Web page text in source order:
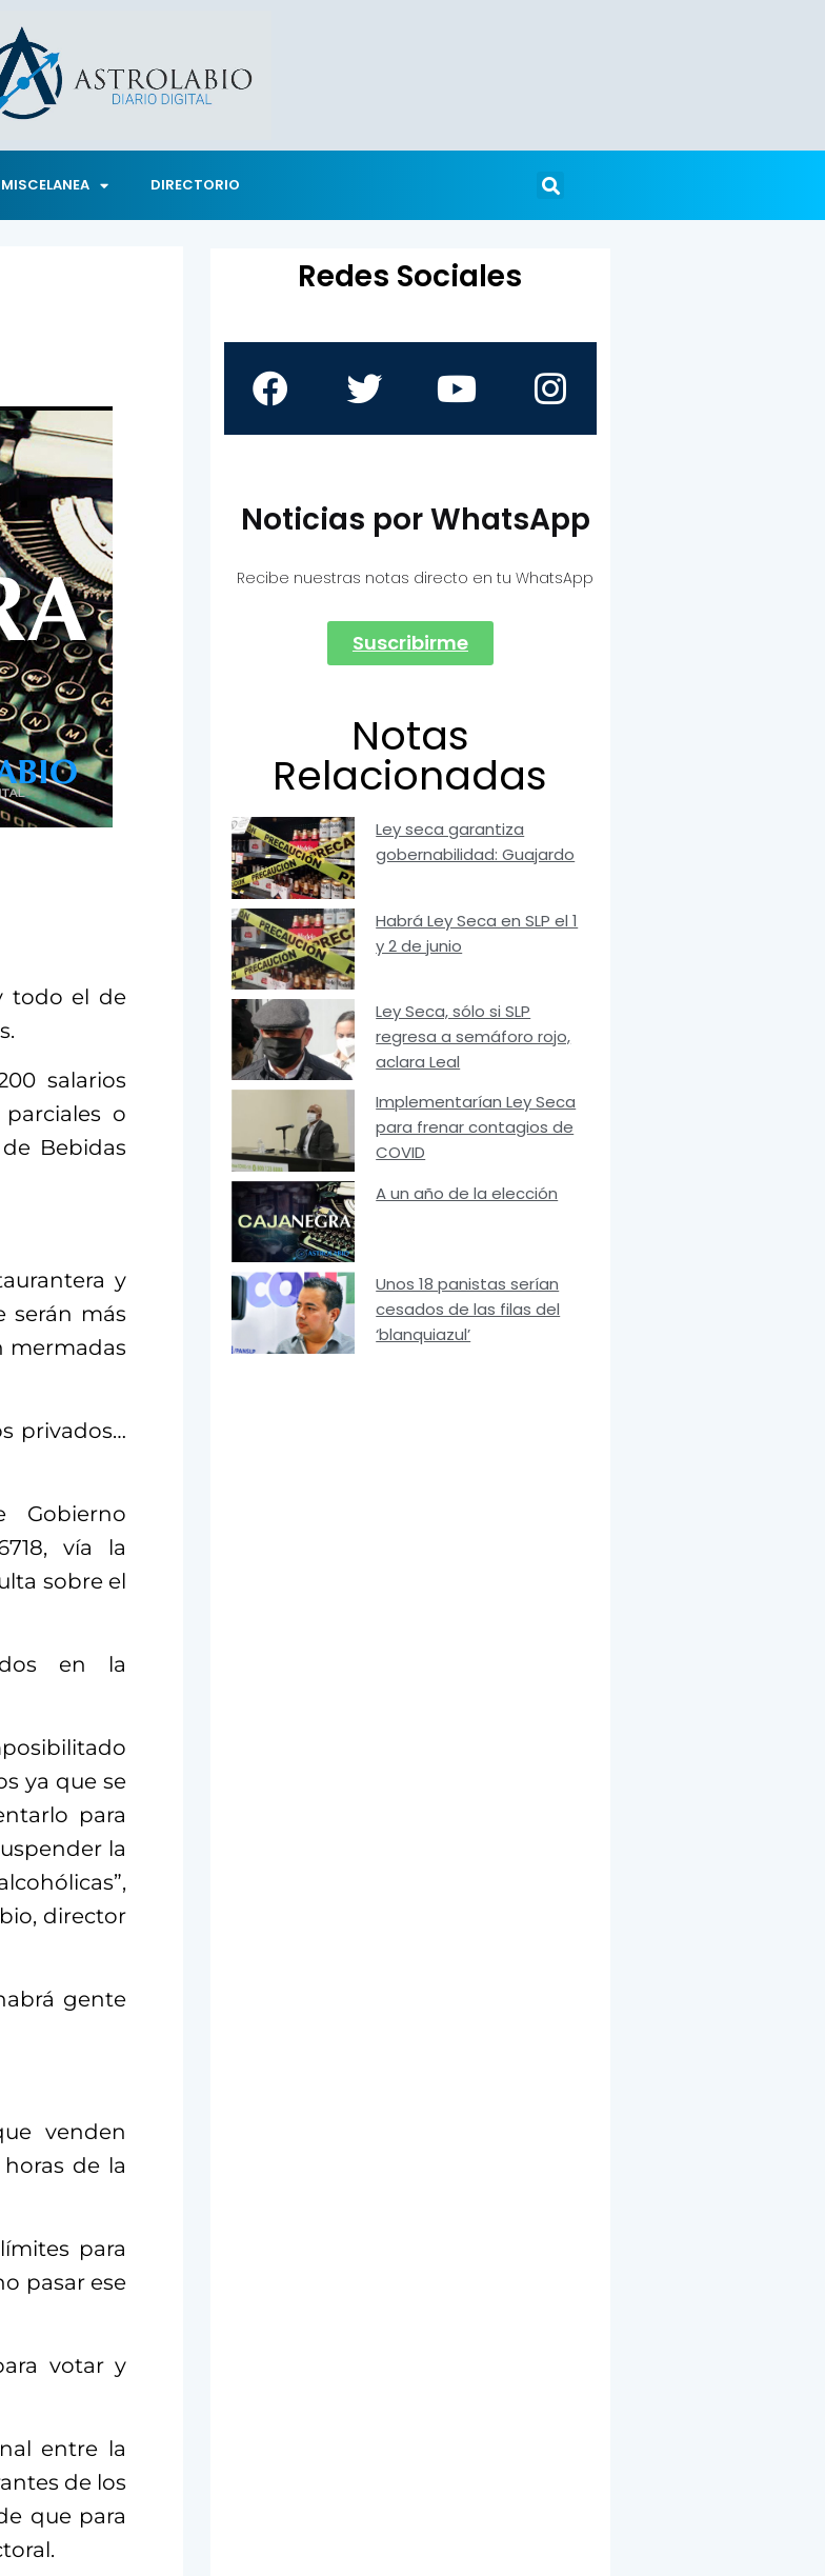
MISCELANEA DIRECTORIO
todo el de
salarios
o
Bebidas
y
serán más
mermadas
privados…
Gobierno
vía la
sobre el
en la
ya que se
para
la
director
gente
venden
de la
para
pasar ese
votar y
entre la
de los
que para
Redes Sociales
Noticias por WhatsApp
Recibe nuestras notas directo en tu WhatsApp
Suscribirme
Notas
Relacionadas
Ley seca garantiza
gobernabilidad: Guajardo
Habrá Ley Seca en SLP el 1
y 2 de junio
Ley Seca, sólo si SLP
regresa a semáforo rojo,
aclara Leal
Implementarían Ley Seca
para frenar contagios de
COVID
A un año de la elección
Unos 18 panistas serían
cesados de las filas del
‘blanquiazul’